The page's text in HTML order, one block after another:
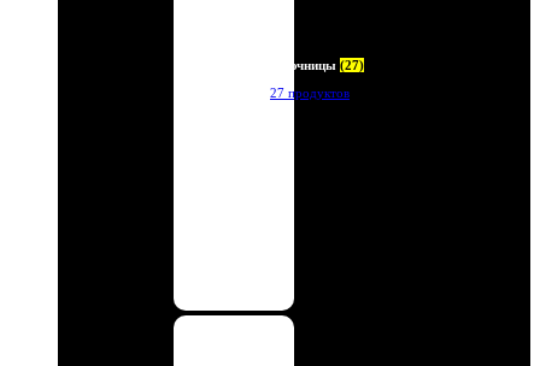
Ключницы (27)
27 продуктов